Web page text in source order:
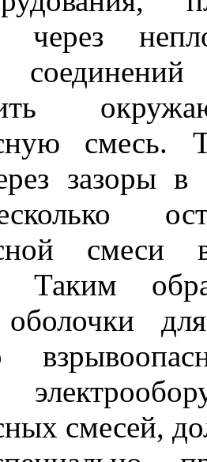
через
смесь.
зазоры в
Таким
смесей,